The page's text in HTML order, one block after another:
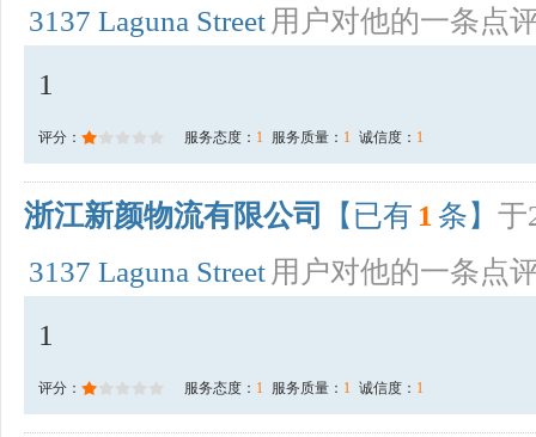
3137 Laguna Street 用户对他的一条点
1
评分： 服务态度： 1 服务质量： 1 诚信度： 1
浙江新颜物流有限公司 【已有 1 条】 于
3137 Laguna Street 用户对他的一条点
1
评分： 服务态度： 1 服务质量： 1 诚信度： 1